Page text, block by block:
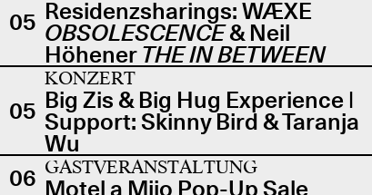
05 Residenzsharings: WÆXE
OBSOLESCENCE& Neil
Höhener THE IN BETWEEN
05
KONZERT
Big Zis & Big Hug Experience |
Support: Skinny Bird & Taranja
Wu
06 GASTVERANSTALTUNG
Motel a Miio Pop-Up Sale